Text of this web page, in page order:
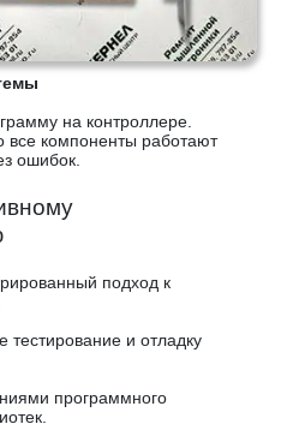
на контроллере.
все компоненты работают
ошибок.
подход к
тестирование и отладку
программного